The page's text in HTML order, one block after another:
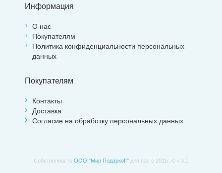
Информация
О нас
Покупателям
Политика конфиденциальности персональных
данных
Покупателям
Контакты
Доставка
Согласие на обработку персональных данных
Собственность ООО "Мир Подаркоff" для вас с 2011г. © v.3.1